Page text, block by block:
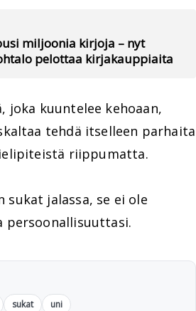
miljoonia kirjoja – nyt
pelottaa kirjakauppiaita
joka kuuntelee kehoaan,
tehdä itselleen parhaita
riippumatta.
sukat jalassa, se ei ole
persoonallisuuttasi.
sukat uni